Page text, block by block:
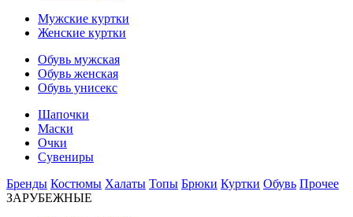
Мужские куртки
Женские куртки
Обувь мужская
Обувь женская
Обувь унисекс
Шапочки
Маски
Очки
Сувениры
Бренды Костюмы Халаты Топы Брюки Куртки Обувь Прочее
ЗАРУБЕЖНЫЕ